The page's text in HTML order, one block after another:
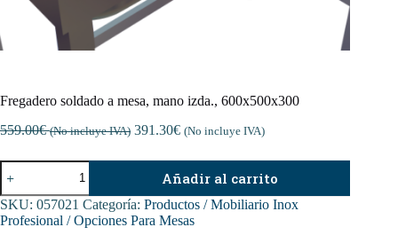
Fregadero soldado a mesa, mano izda., 600x500x300
559.00€ (No incluye IVA) 391.30€ (No incluye IVA)
Fregadero
soldado
a
mesa,
mano
Añadir al carrito
SKU: 057021 Categoría: Productos / Mobiliario Inox
Profesional / Opciones Para Mesas